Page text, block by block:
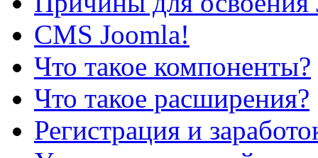
CMS Joomla!
Что такое компоненты?
Что такое расширения?
Регистрация и